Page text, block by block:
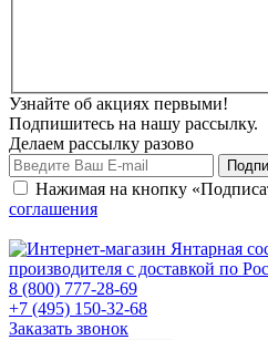
Узнайте об акциях первыми!
Подпишитесь на нашу рассылку.
Делаем рассылку разово
Нажимая на кнопку
соглашения
8 (800) 777-28-69
+7 (495) 150-32-68
Заказать звонок